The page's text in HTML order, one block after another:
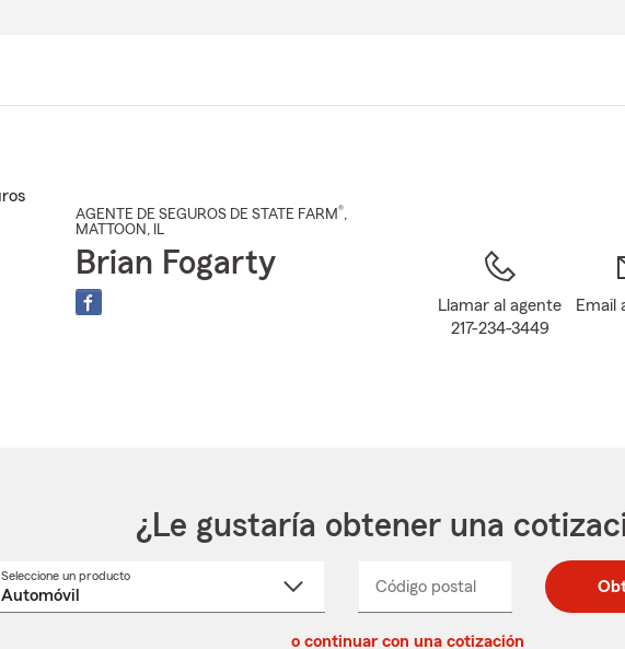
AGENTE DE SEGUROS DE STATE FARM®,
MATTOON , IL
Brian Fogarty
Llamar al agente
217-234-3449
Email
¿Le gustaría obtener una
Seleccione un productoSeleccione
Código postal
_____
o continuar con una cotización